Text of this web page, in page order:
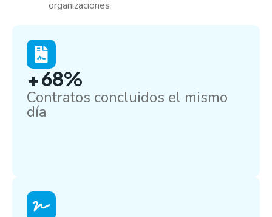
organizaciones.
+ 68%
Contratos concluidos el mismo
día